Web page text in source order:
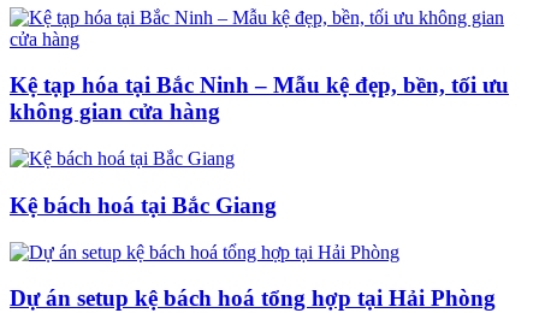
Kệ tạp hóa tại Bắc Ninh – Mẫu kệ đẹp, bền, tối ưu
không gian cửa hàng
Kệ bách hoá tại Bắc Giang
Dự án setup kệ bách hoá tổng hợp tại Hải Phòng